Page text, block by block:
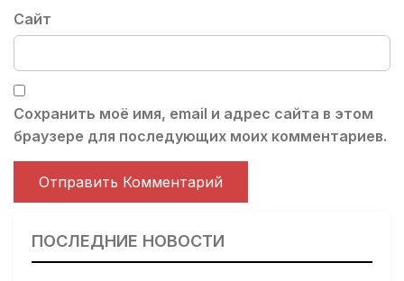
Сайт
Сохранить моё имя, email и адрес сайта в этом
браузере для последующих моих комментариев.
ПОСЛЕДНИЕ НОВОСТИ